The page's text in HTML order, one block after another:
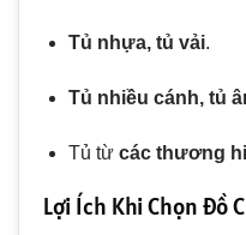
Tủ nhựa, tủ vải.
Tủ nhiều cánh, tủ
Tủ từ các thương
Lợi Ích Khi Chọn Đồ